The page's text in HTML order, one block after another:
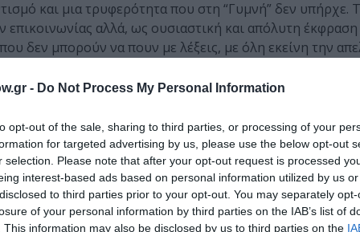
- Do Not Process My Personal Information
opt-out of the sale, sharing to third parties, or processing of your
for targeted advertising by us, please use the below opt-out
selection. Please note that after your opt-out request is processed
interest-based ads based on personal information utilized by us
to third parties prior to your opt-out. You may separately
of your personal information by third parties on the IAB’s list of
This information may also be disclosed by us to third parties on the
και μια τρυφερότητα που στη “Γυμνή” δεν υπήρχε.
επικοινωνίας αλλά, ως ουσιαστική και απόλυτη
δεν μπορούν να πουν με λέξεις, με όλη εκείνη την
κάτι που φοβόμαστε ότι ετοιμάζεται να φύγει.
πρωτότυπη, σε αυτό, το δεύτερο μέρος, την εξελίσσει,
καθηλώσει μέχρι την τελευταία λέξη, θέλοντας να
αλλά το ότι πλέον ενδιαφερόμαστε σε ένα
συγκρούσεις και πάθη, ενώ διέπεται από μια
Εύα και ο Γκίντεον έχουν σίγουρα δρόμο μπροστά τους
ο ένας στον άλλον χωρίς αναστολές και φόβους,
και τα μειονεκτήματα, τόσο ο ένας του άλλου όσο